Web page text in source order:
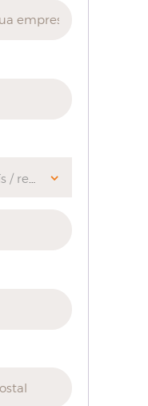
Seleccione um país / região…